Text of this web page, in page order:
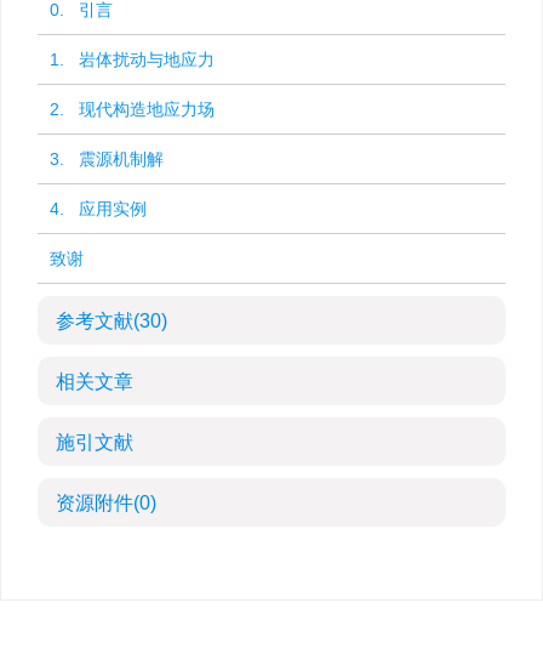
0. 引言
1. 岩体扰动与地应力
2. 现代构造地应力场
3. 震源机制解
4. 应用实例
致谢
参考文献(30)
相关文章
施引文献
资源附件(0)